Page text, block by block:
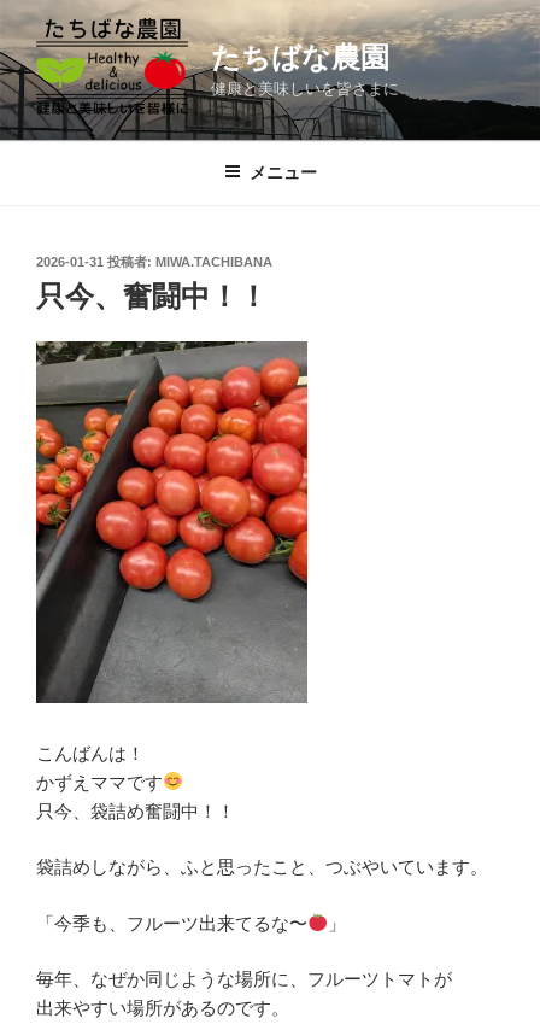
ン
テ
ン
ツ
たちばな農園
健康と美味しいを皆さまに
メニュー
投
稿
日:
2026-01-31 投稿者: MIWA.TACHIBANA
只今、奮闘中！！
こんばんは！
かずえママです
只今、袋詰め奮闘中！！
袋詰めしながら、ふと思ったこと、つぶやいています。
「今季も、フルーツ出来てるな〜 」
毎年、なぜか同じような場所に、フルーツトマトが
出来やすい場所があるのです。